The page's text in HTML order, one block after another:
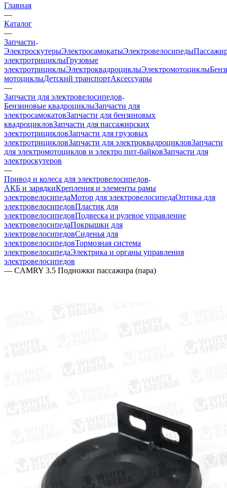
Главная
—
Каталог
—
Запчасти
ЭлектроскутерыЭлектросамокатыЭлектровелосипеды
электротрициклыГрузовые
электротрициклыЭлектроквадроциклыЭлектромотоциклы
мотоциклыДетский транспортАксессуары
—
Запчасти для электровелосипедов
Бензиновые квадроциклыЗапчасти для
электросамокатовЗапчасти для бензиновых
квадроцикловЗапчасти для пассажирских
электротрицикловЗапчасти для грузовых
электротрицикловЗапчасти для электроквадроцикловЗапчасти
для электромотоциклов и электро пит-байковЗапчасти для
электроскутеров
—
Привод и колеса для электровелосипедов
АКБ и зарядкиКрепления и элементы рамы
электровелосипедаМотор для электровелосипедаОптика для
электровелосипедовПластик для
электровелосипедовПодвеска и рулевое управление
электровелосипедаПокрышки для
электровелосипедовСиденья для
электровелосипедовТормозная система
электровелосипедаЭлектрика и органы управления
электровелосипедов
— CAMRY 3.5 Подножки пассажира (пара)